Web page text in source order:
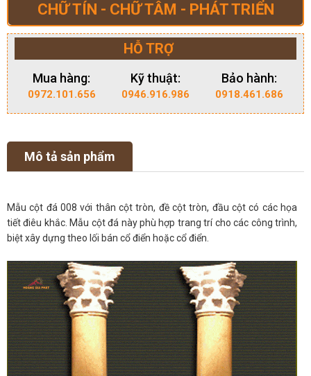
CHỮ TÍN - CHỮ TÂM - PHÁT TRIỂN
HỖ TRỢ
Mua hàng:
0972.101.656
Kỹ thuật:
0946.916.986
Bảo hành:
0918.461.686
Mô tả sản phẩm
Mẫu cột đá 008 với thân cột tròn, đề cột tròn, đầu cột có các họa
tiết điêu khắc. Mẫu cột đá này phù hợp trang trí cho các công trình,
biệt xây dựng theo lối bán cổ điển hoặc cổ điển.